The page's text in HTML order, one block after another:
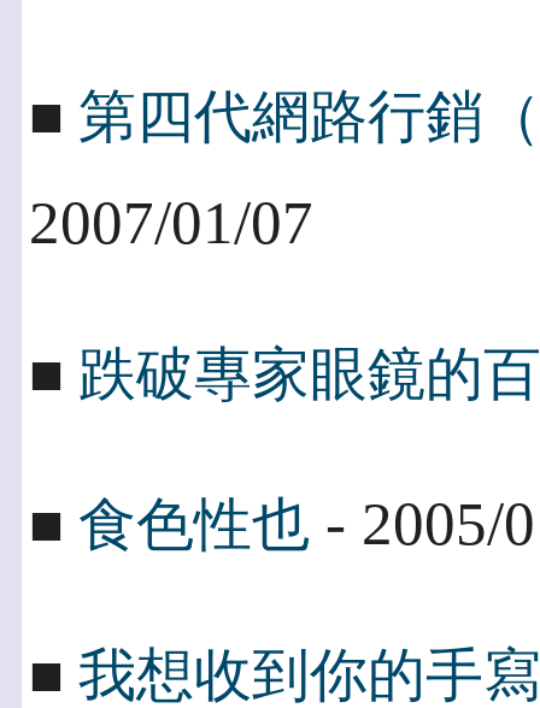
■ 第四代網路行銷
2007/01/07
■ 跌破專家眼鏡的
■ 食色性也 - 2005/
■ 我想收到你的手